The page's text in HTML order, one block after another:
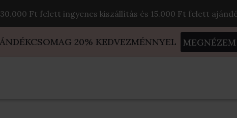
30.000 Ft felett ingyenes kiszállítás és 15.000 Ft felett
20% KEDVEZMÉNNYEL MEGNÉZEM